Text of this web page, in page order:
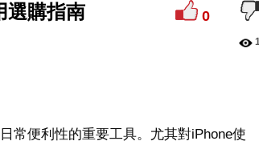
選購指南 0
常便利性的重要工具。尤其對iPhone使